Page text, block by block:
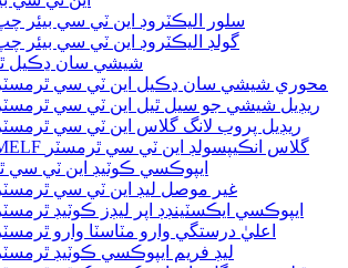
سلور اليڪٽروڊ اين ٽي سي بيئر
گولڊ اليڪٽروڊ اين ٽي سي بيئر
شيشي سان ڍڪيل
محوري شيشي سان ڍڪيل اين ٽي سي ٿرمسٽر
ريڊيل شيشي جو سيل ٿيل اين ٽي سي ٿرمسٽر
ريڊيل پروب لانگ گلاس اين ٽي سي ٿرمسٽر
MELF گلاس انڪيپسولڊ اين ٽي سي ٿرمسٽر
ايپوڪسي ڪوٽيڊ اين ٽي سي
غير موصل ليڊ اين ٽي سي ٿرمسٽر
ايپوڪسي ايڪسٽينڊڊ اپر ليڊز ڪوٽيڊ ٿرمسٽر
اعليٰ درستگي وارو مٽاسٽا وارو ٿرمسٽر
ليڊ فريم ايپوڪسي ڪوٽيڊ ٿرمسٽر